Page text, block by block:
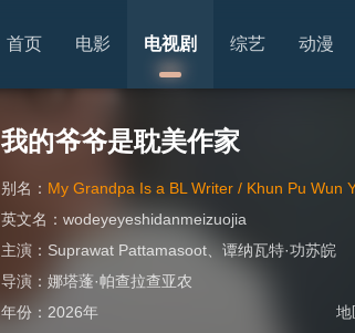
首页 电影 电视剧 综艺 动漫
我的爷爷是耽美作家
别名： My Grandpa Is a BL Writer / Khun Pu Wun
英文名： wodeyeyeshidanmeizuojia
主演： Suprawat Pattamasoot
谭纳瓦特·功苏皖
导演： 娜塔蓬·帕查拉查亚农
年份： 2026年 地